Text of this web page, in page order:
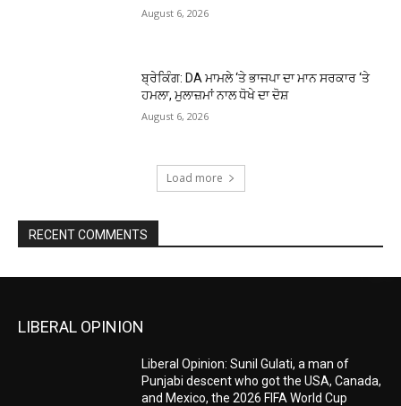
August 6, 2026
ਬ੍ਰੇਕਿੰਗ: DA ਮਾਮਲੇ ‘ਤੇ ਭਾਜਪਾ ਦਾ ਮਾਨ ਸਰਕਾਰ ‘ਤੇ
ਹਮਲਾ, ਮੁਲਾਜ਼ਮਾਂ ਨਾਲ ਧੋਖੇ ਦਾ ਦੋਸ਼
August 6, 2026
Load more
RECENT COMMENTS
LIBERAL OPINION
Liberal Opinion: Sunil Gulati, a man of
Punjabi descent who got the USA, Canada,
and Mexico, the 2026 FIFA World Cup